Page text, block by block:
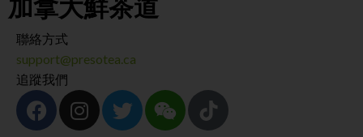
聯絡方式
support@presotea.ca
追蹤我們